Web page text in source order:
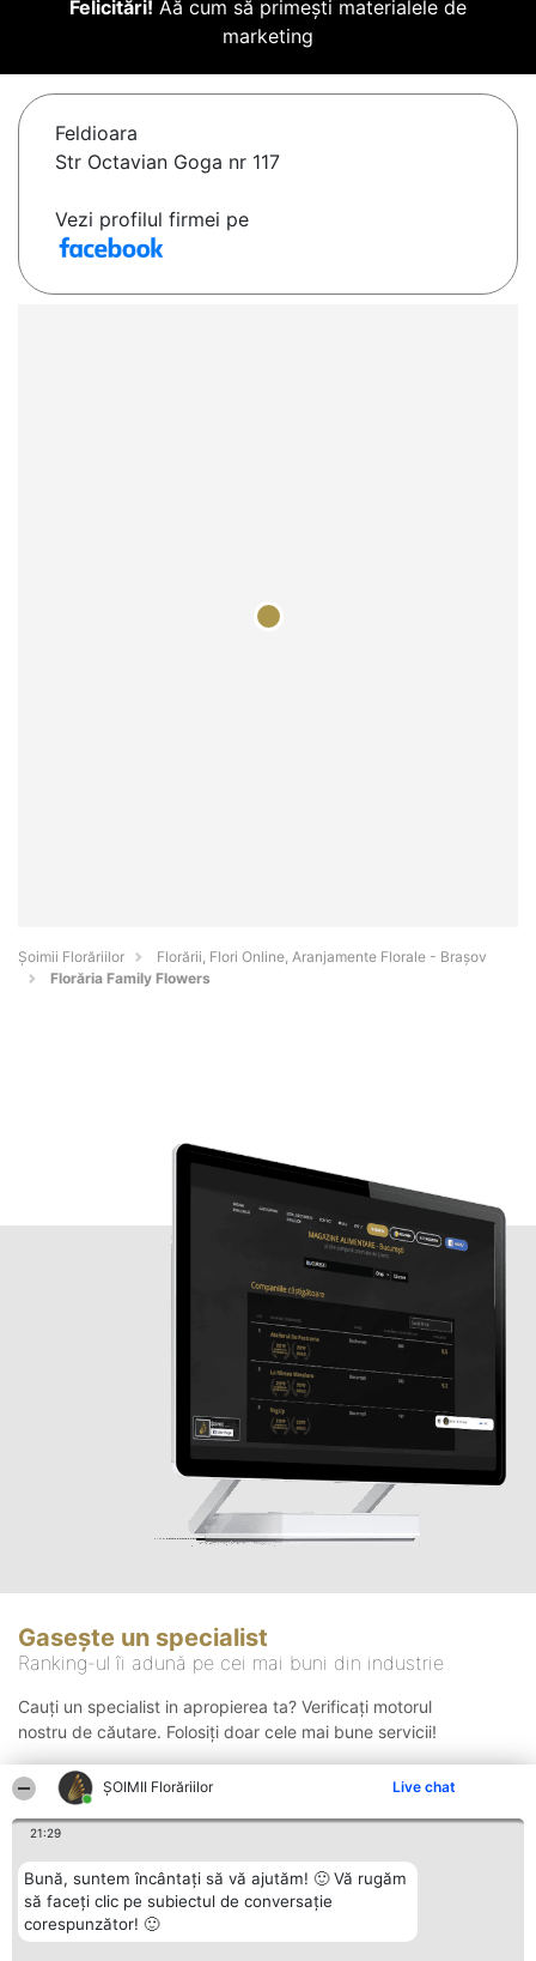
ȘOIMII Florăriilor Live chat
21:29
Bună, suntem încântați să vă ajutăm! 🙂 Vă rugăm
să faceți clic pe subiectul de conversație
corespunzător! 🙂
Felicitări! Aă cum să primești materialele de
marketing
Feldioara
Str Octavian Goga nr 117
Vezi profilul firmei pe
Șoimii Florăriilor
Florării, Flori Online, Aranjamente Florale - Braşov
Florăria Family Flowers
Gasește un specialist
Ranking-ul îi adună pe cei mai buni din industrie
Cauți un specialist in apropierea ta? Verificați motorul
nostru de căutare. Folosiți doar cele mai bune servicii!